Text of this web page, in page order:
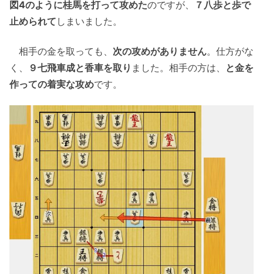
図4のように桂馬を打って攻めたのですが、
７八歩と歩で
止められて しまいました。
相手の金を取っても、 次の攻めがありません。仕方がな
く、
９七飛車成と香車を取り ました。相手の方は、 と金を
作っての着実な攻めです。